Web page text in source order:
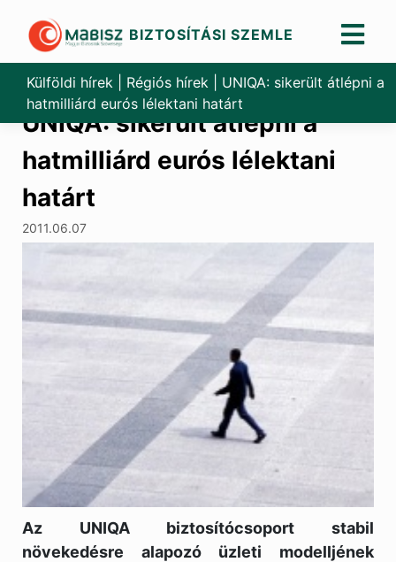
content
BIZTOSÍTÁSI SZEMLE
Külföldi hírek Régiós hírek
UNIQA: sikerült átlépni a
hatmilliárd eurós lélektani határt
UNIQA: sikerült átlépni a
hatmilliárd eurós lélektani
határt
2011.06.07
Az UNIQA biztosítócsoport stabil
növekedésre alapozó üzleti modelljének